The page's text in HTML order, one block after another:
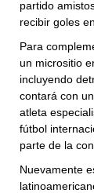
partido
recibir goles
Para
un micrositio
incluyendo
contará con
atleta
fútbol
parte de la
Nuevamente